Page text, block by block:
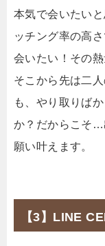
本気で会いたい
ッチング率の高
会いたい！その
そこから先は二
も、やり取りば
か？だからこそ…
願い叶えます。
【3】LINE